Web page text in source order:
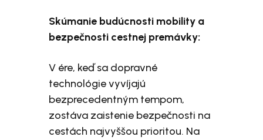
Skúmanie budúcnosti mobility a
bezpečnosti cestnej premávky:
V ére, keď sa dopravné
technológie vyvíjajú
bezprecedentným tempom,
zostáva zaistenie bezpečnosti na
cestách najvyššou prioritou. Na